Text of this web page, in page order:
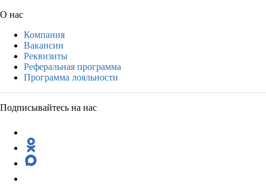
О нас
Компания
Вакансии
Реквизиты
Реферальная программа
Программа лояльности
Подписывайтесь на нас